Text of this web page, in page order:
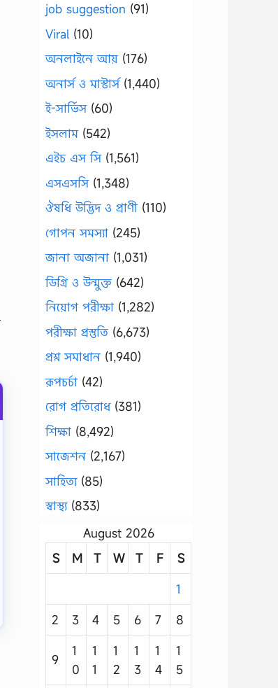
job suggestion (91)
Viral (10)
অনলাইনে আয় (176)
অনার্স ও মাস্টার্স(1,440)
ই-সার্ভিস(60)
ইসলাম(542)
এইচ এস সি(1,561)
এসএসসি(1,348)
ঔষধি উদ্ভিদ ও প্রাণী (110)
গোপন সমস্যা (245)
জানা অজানা (1,031)
ডিগ্রি ও উন্মুক্ত (642)
নিয়োগ পরীক্ষা (1,282)
পরীক্ষা প্রস্তুতি (6,673)
প্রশ্ন সমাধান (1,940)
রূপচর্চা (42)
রোগ প্রতিরোধ(381)
শিক্ষা (8,492)
সাজেশন (2,167)
সাহিত্য(85)
স্বাস্থ্য(833)
August 2026
S
M T W T F
S
1
2
3 4 5 6 7 8
9
1
0
1
1
1
2
1
3
1
4
1
5